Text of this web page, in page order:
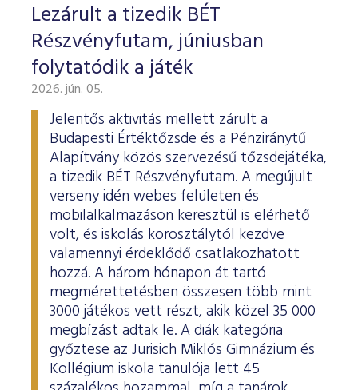
Lezárult a tizedik BÉT
Részvényfutam, júniusban
folytatódik a játék
2026. jún. 05.
Jelentős aktivitás mellett zárult a
Budapesti Értéktőzsde és a Pénziránytű
Alapítvány közös szervezésű tőzsdejátéka,
a tizedik BÉT Részvényfutam. A megújult
verseny idén webes felületen és
mobilalkalmazáson keresztül is elérhető
volt, és iskolás korosztálytól kezdve
valamennyi érdeklődő csatlakozhatott
hozzá. A három hónapon át tartó
megmérettetésben összesen több mint
3000 játékos vett részt, akik közel 35 000
megbízást adtak le. A diák kategória
győztese az Jurisich Miklós Gimnázium és
Kollégium iskola tanulója lett 45